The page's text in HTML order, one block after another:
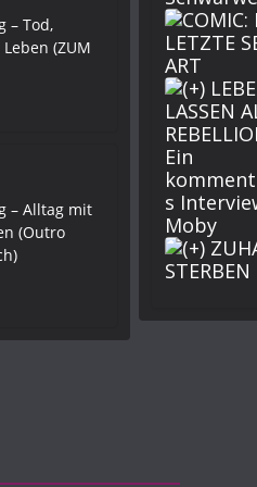
– Tod,
(ZUM
– Alltag mit
(Outro